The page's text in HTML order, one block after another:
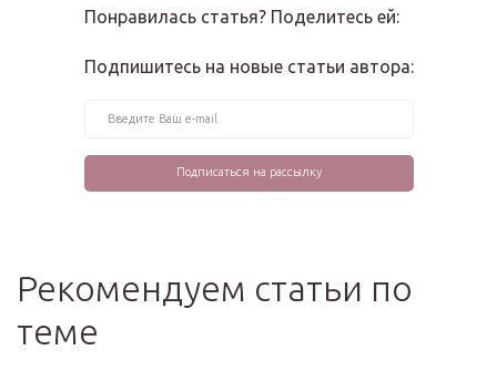
Понравилась статья? Поделитесь ей:
Подпишитесь на новые статьи автора:
Рекомендуем статьи по
теме